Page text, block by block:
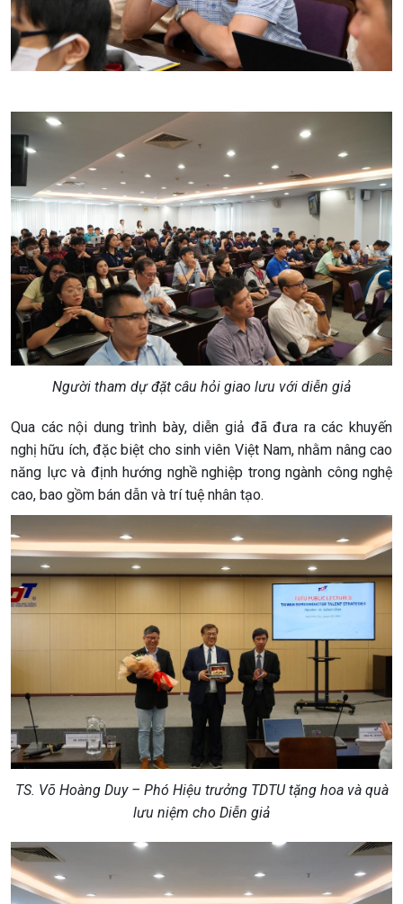
Người tham dự đặt câu hỏi giao lưu với diễn giả
Qua các nội dung trình bày, diễn giả đã đưa ra các khuyến
nghị hữu ích, đặc biệt cho sinh viên Việt Nam, nhằm nâng cao
năng lực và định hướng nghề nghiệp trong ngành công nghệ
cao, bao gồm bán dẫn và trí tuệ nhân tạo.
TS. Võ Hoàng Duy – Phó Hiệu trưởng TDTU tặng hoa và quà
lưu niệm cho Diễn giả